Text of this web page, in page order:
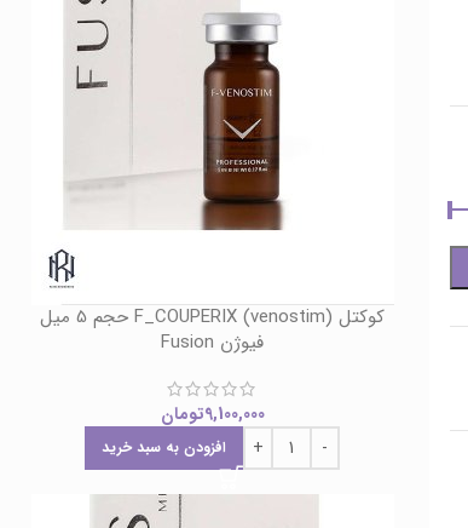
کوکتل F_COUPERIX (venostim) حجم 5 میل
فیوژن Fusion
9,100,000تومان
افزودن به سبد خرید